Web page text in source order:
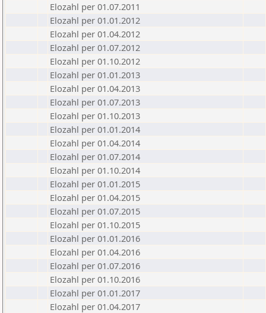
Elozahl per 01.07.2011
Elozahl per 01.01.2012
Elozahl per 01.04.2012
Elozahl per 01.07.2012
Elozahl per 01.10.2012
Elozahl per 01.01.2013
Elozahl per 01.04.2013
Elozahl per 01.07.2013
Elozahl per 01.10.2013
Elozahl per 01.01.2014
Elozahl per 01.04.2014
Elozahl per 01.07.2014
Elozahl per 01.10.2014
Elozahl per 01.01.2015
Elozahl per 01.04.2015
Elozahl per 01.07.2015
Elozahl per 01.10.2015
Elozahl per 01.01.2016
Elozahl per 01.04.2016
Elozahl per 01.07.2016
Elozahl per 01.10.2016
Elozahl per 01.01.2017
Elozahl per 01.04.2017